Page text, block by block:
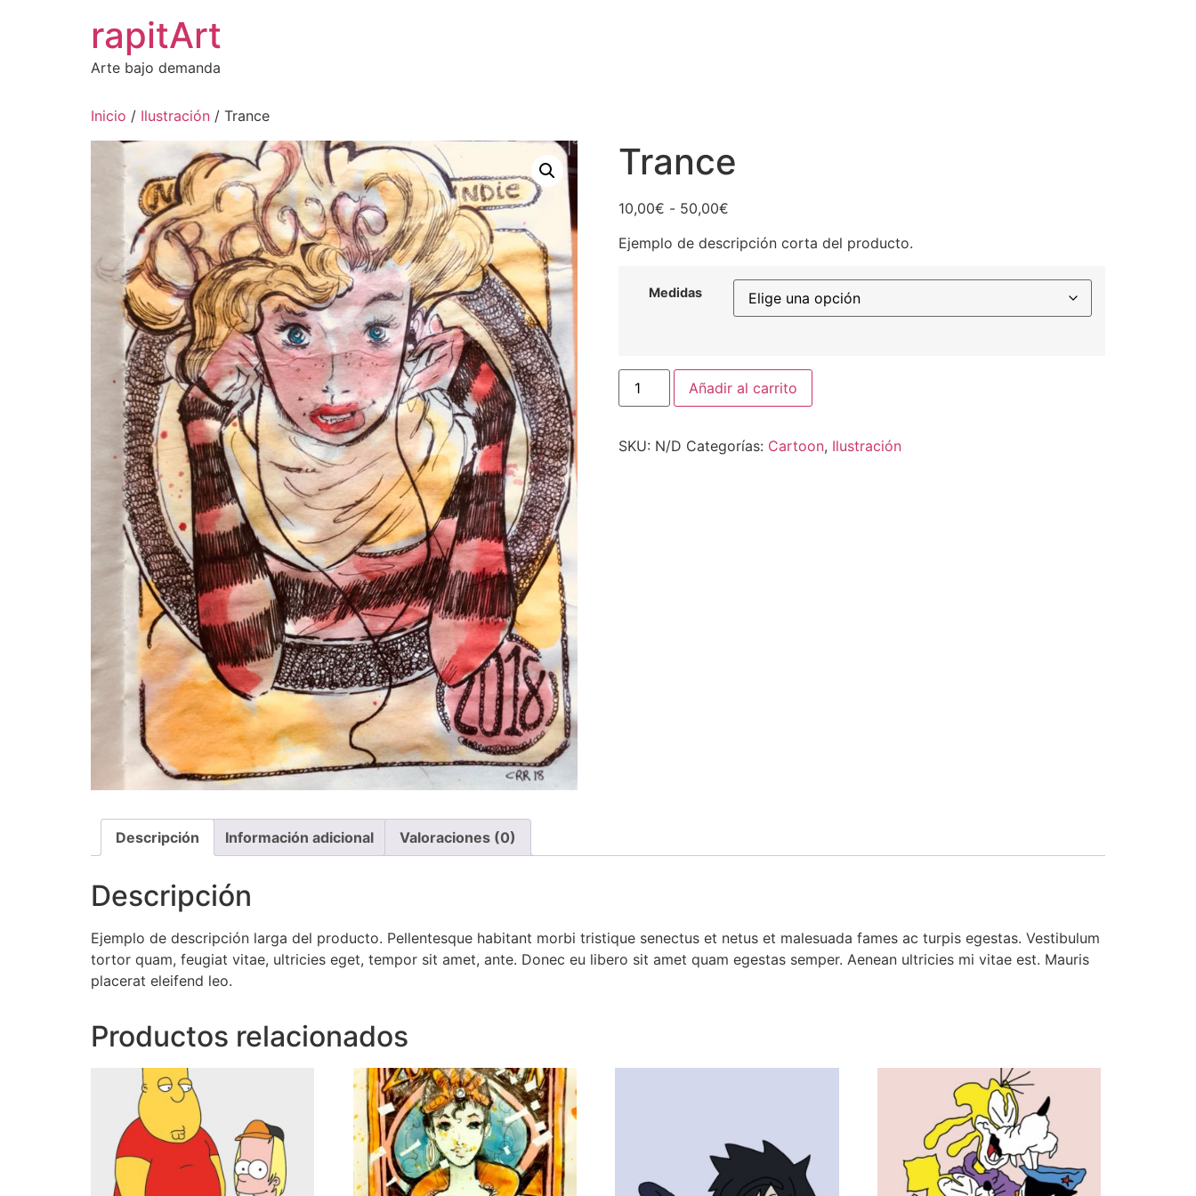
rapitArt
Arte bajo demanda
Inicio / Ilustración / Trance
Trance
10,00€ - 50,00€Rango
precios:
10,00€
hasta
Ejemplo de descripción corta del producto.
Medidas
Trance
cantidad
Añadir al carrito
SKU: N/D Categorías: Cartoon, Ilustración
Descripción Información adicional Valoraciones (0)
Descripción
Ejemplo de descripción larga del producto. Pellentesque habitant morbi tristique senectus et netus et malesuada fames ac turpis egestas. Vestibulum
tortor quam, feugiat vitae, ultricies eget, tempor sit amet, ante. Donec eu libero sit amet quam egestas semper. Aenean ultricies mi vitae est. Mauris
placerat eleifend leo.
Productos relacionados